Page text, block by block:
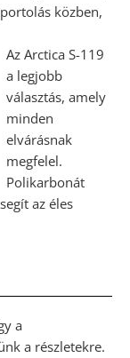
közben,
Az Arctica S-119
a legjobb
választás, amely
minden
elvárásnak
megfelel.
Polikarbonát
az éles
a
a részletekre.